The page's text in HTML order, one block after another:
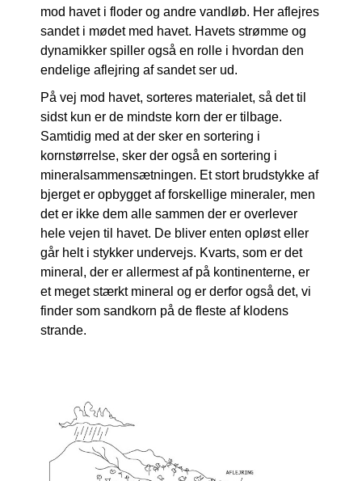
mod havet i floder og andre vandløb. Her aflejres
sandet i mødet med havet. Havets strømme og
dynamikker spiller også en rolle i hvordan den
endelige aflejring af sandet ser ud.
På vej mod havet, sorteres materialet, så det til
sidst kun er de mindste korn der er tilbage.
Samtidig med at der sker en sortering i
kornstørrelse, sker der også en sortering i
mineralsammensætningen. Et stort brudstykke af
bjerget er opbygget af forskellige mineraler, men
det er ikke dem alle sammen der er overlever
hele vejen til havet. De bliver enten opløst eller
går helt i stykker undervejs. Kvarts, som er det
mineral, der er allermest af på kontinenterne, er
et meget stærkt mineral og er derfor også det, vi
finder som sandkorn på de fleste af klodens
strande.